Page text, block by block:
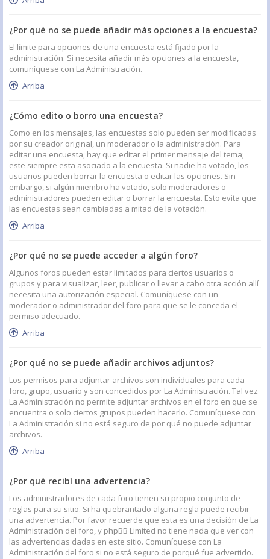
¿Por qué no se puede añadir más opciones a la encuesta?
El límite para opciones de una encuesta está fijado por la
administración. Si necesita añadir más opciones a la encuesta,
comuníquese con La Administración.
Arriba
¿Cómo edito o borro una encuesta?
Como en los mensajes, las encuestas solo pueden ser modificadas
por su creador original, un moderador o la administración. Para
editar una encuesta, hay que editar el primer mensaje del tema;
este siempre esta asociado a la encuesta. Si nadie ha votado, los
usuarios pueden borrar la encuesta o editar las opciones. Sin
embargo, si algún miembro ha votado, solo moderadores o
administradores pueden editar o borrar la encuesta. Esto evita que
las encuestas sean cambiadas a mitad de la votación.
Arriba
¿Por qué no se puede acceder a algún foro?
Algunos foros pueden estar limitados para ciertos usuarios o
grupos y para visualizar, leer, publicar o llevar a cabo otra acción allí
necesita una autorización especial. Comuníquese con un
moderador o administrador del foro para que se le conceda el
permiso adecuado.
Arriba
¿Por qué no se puede añadir archivos adjuntos?
Los permisos para adjuntar archivos son individuales para cada
foro, grupo, usuario y son concedidos por La Administración. Tal vez
La Administración no permite adjuntar archivos en el foro en que se
encuentra o solo ciertos grupos pueden hacerlo. Comuníquese con
La Administración si no está seguro de por qué no puede adjuntar
archivos.
Arriba
¿Por qué recibí una advertencia?
Los administradores de cada foro tienen su propio conjunto de
reglas para su sitio. Si ha quebrantado alguna regla puede recibir
una advertencia. Por favor recuerde que esta es una decisión de La
Administración del foro, y phpBB Limited no tiene nada que ver con
las advertencias dadas en este sitio. Comuníquese con La
Administración del foro si no está seguro de porqué fue advertido.